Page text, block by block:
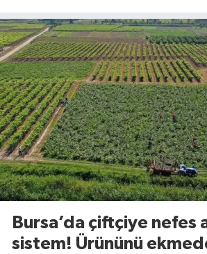
Bursa’da çiftçiye nefes
sistem! Ürününü